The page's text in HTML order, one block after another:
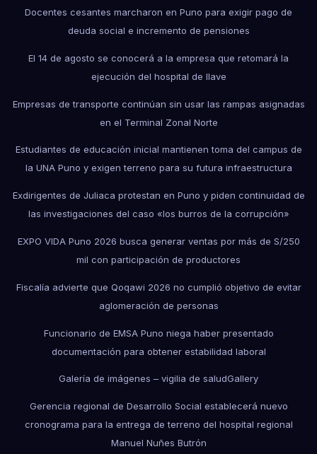
Docentes cesantes marcharon en Puno para exigir pago de
deuda social e incremento de pensiones
El 14 de agosto se conocerá a la empresa que retomará la
ejecución del hospital de Ilave
Empresas de transporte continúan sin usar las rampas asignadas
en el Terminal Zonal Norte
Estudiantes de educación inicial mantienen toma del campus de
la UNA Puno y exigen terreno para su futura infraestructura
Exdirigentes de Juliaca protestan en Puno y piden continuidad de
las investigaciones del caso «los burros de la corrupción»
EXPO VIDA Puno 2026 busca generar ventas por más de S/250
mil con participación de productores
Fiscalía advierte que Qoqawi 2026 no cumplió objetivo de evitar
aglomeración de personas
Funcionario de EMSA Puno niega haber presentado
documentación para obtener estabilidad laboral
Galería de imágenes – vigilia de saludGallery
Gerencia regional de Desarrollo Social establecerá nuevo
cronograma para la entrega de terreno del hospital regional
Manuel Nuñes Butrón